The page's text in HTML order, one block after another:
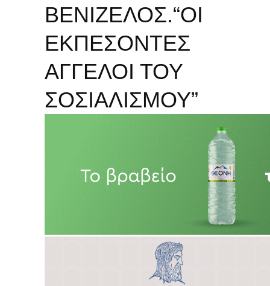
ΒΕΝΙΖΕΛΟΣ.“ΟΙ
ΕΚΠΕΣΟΝΤΕΣ
ΑΓΓΕΛΟΙ ΤΟΥ
ΣΟΣΙΑΛΙΣΜΟΥ”